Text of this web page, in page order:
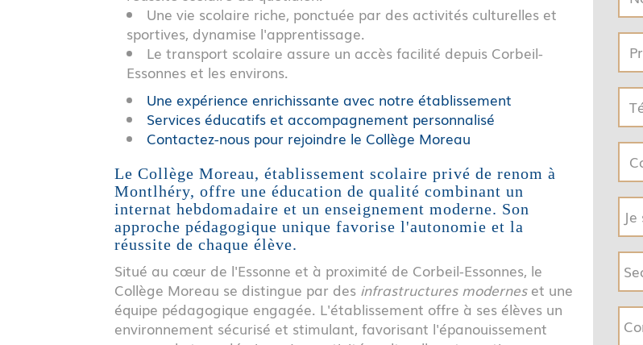
Une vie scolaire riche, ponctuée par des activités culturelles et
sportives, dynamise l'apprentissage.
Le transport scolaire assure un accès facilité depuis Corbeil-
Essonnes et les environs.
Une expérience enrichissante avec notre établissement
Services éducatifs et accompagnement personnalisé
Contactez-nous pour rejoindre le Collège Moreau
Le Collège Moreau, établissement scolaire privé de renom à
Montlhéry, offre une éducation de qualité combinant un
internat hebdomadaire et un enseignement moderne. Son
approche pédagogique unique favorise l'autonomie et la
réussite de chaque élève.
Situé au cœur de l'Essonne et à proximité de Corbeil-Essonnes, le
Collège Moreau se distingue par des infrastructures moderneset une
équipe pédagogique engagée. L'établissement offre à ses élèves un
environnement sécurisé et stimulant, favorisant l'épanouissement